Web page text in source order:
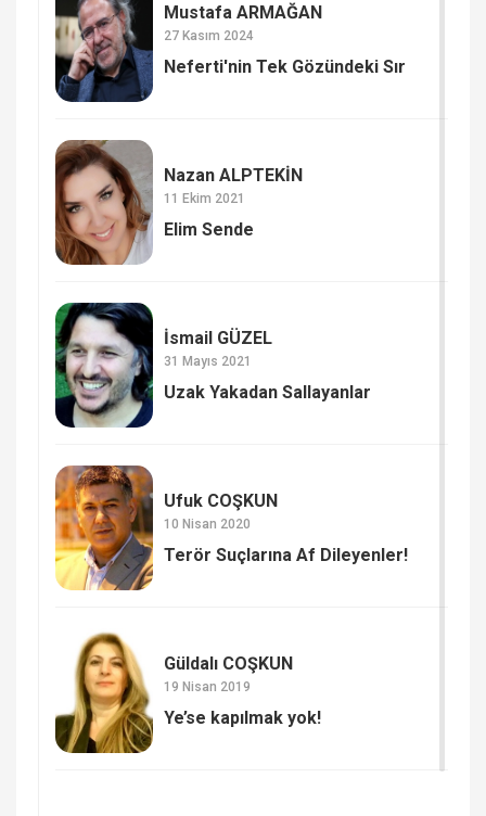
Mustafa ARMAĞAN
27 Kasım 2024
Neferti'nin Tek Gözündeki Sır
Nazan ALPTEKİN
11 Ekim 2021
Elim Sende
İsmail GÜZEL
31 Mayıs 2021
Uzak Yakadan Sallayanlar
Ufuk COŞKUN
10 Nisan 2020
Terör Suçlarına Af Dileyenler!
Güldalı COŞKUN
19 Nisan 2019
Ye’se kapılmak yok!